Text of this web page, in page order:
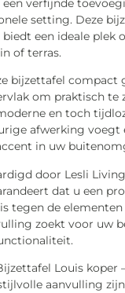
verfijnde
setting. Deze
een ideale plek
of terras.
bijzettafel
om praktisch te
en toch
afwerking voegt
in uw
door Lesli
dat u een
tegen de
zoekt voor uw
Louis
aanvulling